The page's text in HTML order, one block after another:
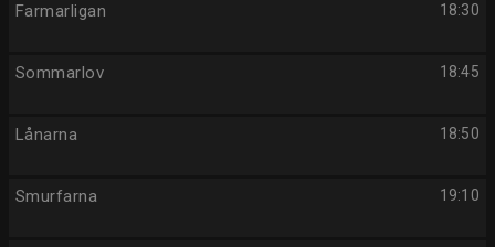
18:30
Farmarligan
18:45
Sommarlov
18:50
Lånarna
19:10
Smurfarna